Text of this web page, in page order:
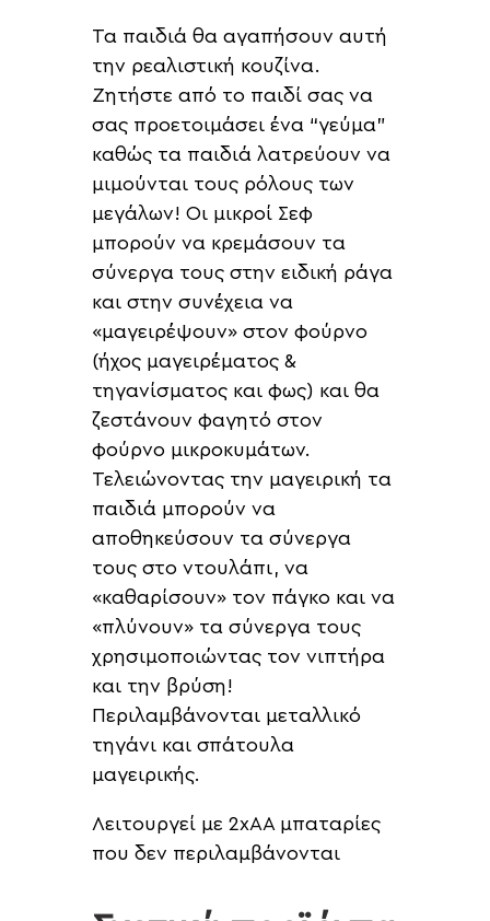
Τα παιδιά θα αγαπήσουν αυτή
την ρεαλιστική κουζίνα.
Ζητήστε από το παιδί σας να
σας προετοιμάσει ένα “γεύμα”
καθώς τα παιδιά λατρεύουν να
μιμούνται τους ρόλους των
μεγάλων! Οι μικροί Σεφ
μπορούν να κρεμάσουν τα
σύνεργα τους στην ειδική ράγα
και στην συνέχεια να
«μαγειρέψουν» στον φούρνο
(ήχος μαγειρέματος &
τηγανίσματος και φως) και θα
ζεστάνουν φαγητό στον
φούρνο μικροκυμάτων.
Τελειώνοντας την μαγειρική τα
παιδιά μπορούν να
αποθηκεύσουν τα σύνεργα
τους στο ντουλάπι, να
«καθαρίσουν» τον πάγκο και να
«πλύνουν» τα σύνεργα τους
χρησιμοποιώντας τον νιπτήρα
και την βρύση!
Περιλαμβάνονται μεταλλικό
τηγάνι και σπάτουλα
μαγειρικής.
Λειτουργεί με 2xAA μπαταρίες
που δεν περιλαμβάνονται